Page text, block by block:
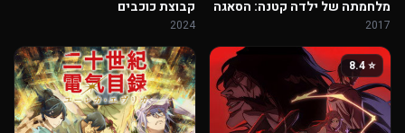
מלחמתה של ילדה קטנה: הסאגה
של טניה המרשעת
2017
קבוצת כוכבים
2024
⭐ 8.4